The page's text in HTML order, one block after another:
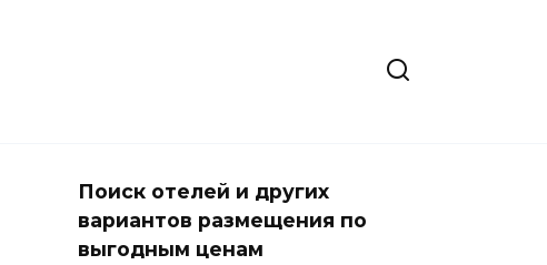
Поиск отелей и других
вариантов размещения по
выгодным ценам